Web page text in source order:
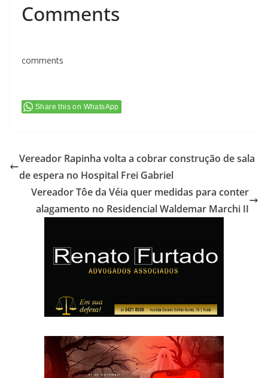
Comments
comments
Share this on WhatsApp
Vereador Rapinha volta a cobrar construção de sala
de espera no Hospital Frei Gabriel
Vereador Tôe da Véia quer medidas para conter
alagamento no Residencial Waldemar Marchi II